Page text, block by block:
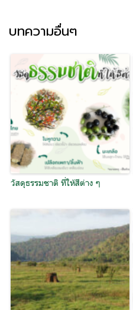
บทความอื่นๆ
วัสดุธรรมชาติ ที่ให้สีต่าง ๆ